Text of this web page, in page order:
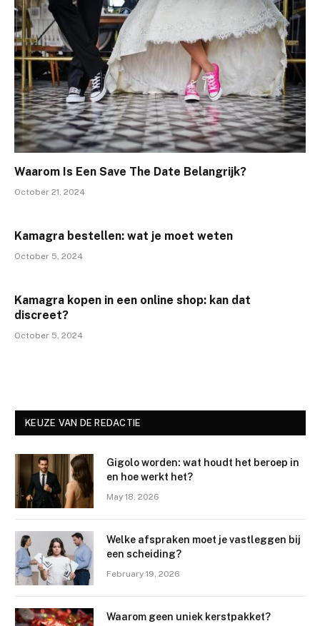
Waarom Is Een Save The Date Belangrijk?
October 21, 2024
Kamagra bestellen: wat je moet weten
October 5, 2024
Kamagra kopen in een online shop: kan dat
discreet?
October 5, 2024
KEUZE VAN DE REDACTIE
Gigolo worden: wat houdt het beroep in
en hoe werkt het?
May 18, 2026
Welke afspraken moet je vastleggen bij
een scheiding?
February 19, 2026
Waarom geen uniek kerstpakket?